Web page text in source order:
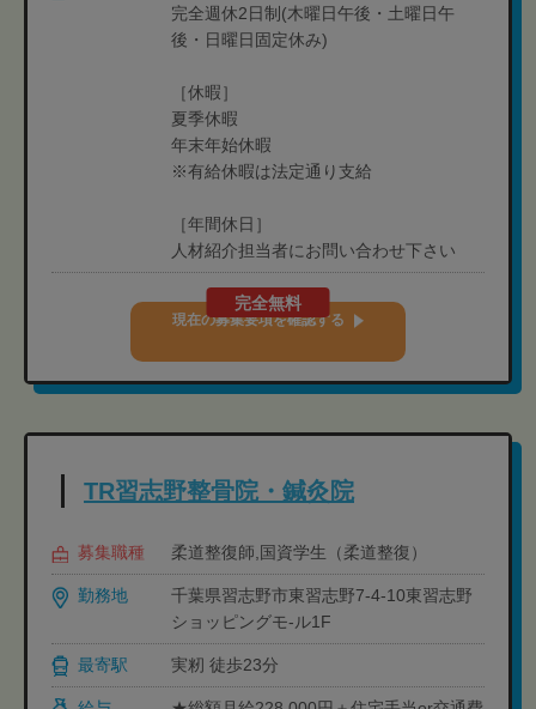
完全週休2日制(木曜日午後・土曜日午
後・日曜日固定休み)
［休暇］
夏季休暇
年末年始休暇
※有給休暇は法定通り支給
［年間休日］
人材紹介担当者にお問い合わせ下さい
完全無料
現在の募集要項を確認する
TR習志野整骨院・鍼灸院
募集職種 柔道整復師,国資学生（柔道整復）
勤務地
千葉県習志野市東習志野7-4-10東習志野
ショッピングモ-ル1F
最寄駅 実籾 徒歩23分